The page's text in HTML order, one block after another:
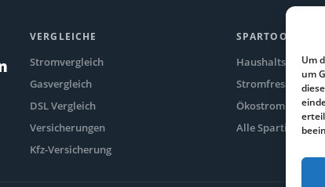
Um
um
VERGLEICHE
Stromvergleich
Gasvergleich
DSL Vergleich
Versicherungen
Kfz-Versicherung
SPARTOOLS
Haushaltskosten-
Stromfresser-
Ökostrom
Alle Spartipps